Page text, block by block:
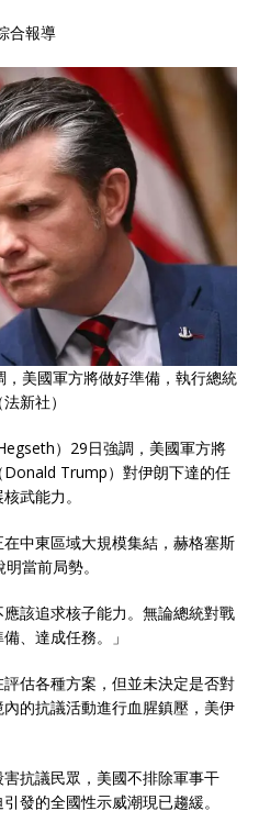
合報導
美國軍方將做好準備，執行總統
新社）
）29日強調，美國軍方將
Trump）對伊朗下達的任
武能力。
中東區域大規模集結，赫格塞斯
當前局勢。
該追求核子能力。無論總統對戰
、達成任務。」
估各種方案，但並未決定是否對
的抗議活動進行血腥鎮壓，美伊
抗議民眾，美國不排除軍事干
發的全國性示威潮現已趨緩。